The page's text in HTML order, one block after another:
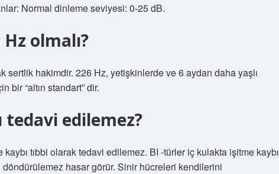
Normal dinleme seviyesi: 0-25 dB.
olmalı?
sertlik hakimdir. 226 Hz, yetişkinlerde ve 6 aydan daha yaşlı
bir “altın standart” dir.
tedavi edilemez?
tıbbi olarak tedavi edilemez. BI -türler iç kulakta işitme kaybı
hasar görür. Sinir hücreleri kendilerini